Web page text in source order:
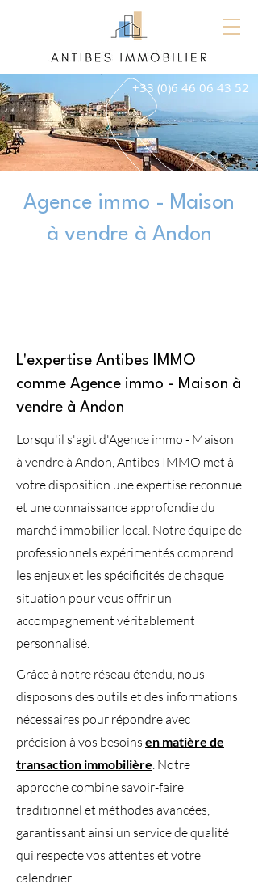
+33 (0)6 46 06 43 52
Agence immo - Maison
à vendre à Andon
L'expertise Antibes IMMO
comme Agence immo - Maison à
vendre à Andon
Lorsqu'il s'agit d'Agence immo - Maison
à vendre à Andon, Antibes IMMO met à
votre disposition une expertise reconnue
et une connaissance approfondie du
marché immobilier local. Notre équipe de
professionnels expérimentés comprend
les enjeux et les spécificités de chaque
situation pour vous offrir un
accompagnement véritablement
personnalisé.
Grâce à notre réseau étendu, nous
disposons des outils et des informations
nécessaires pour répondre avec
précision à vos besoins en matière de
transaction immobilière. Notre
approche combine savoir-faire
traditionnel et méthodes avancées,
garantissant ainsi un service de qualité
qui respecte vos attentes et votre
calendrier.